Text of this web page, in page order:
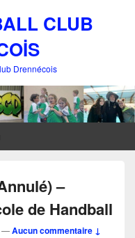
CLUB
Drennécois
–
de Handball
—Aucun commentaire ↓